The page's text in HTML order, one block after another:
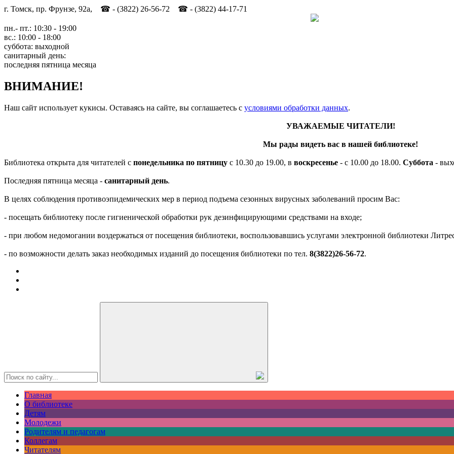
г. Томск, пр. Фрунзе, 92а, ☎ - (3822) 26-56-72 ☎ - (3822) 44-17-71
пн.- пт.: 10:30 - 19:00
вс.: 10:00 - 18:00
суббота: выходной
санитарный день:
последняя пятница месяца
ВНИМАНИЕ!
Наш сайт использует кукисы. Оставаясь на сайте, вы соглашаетесь c условиями обработки данных.
УВАЖАЕМЫЕ ЧИТАТЕЛИ!
Мы рады видеть вас в нашей библиотеке!
Библиотека открыта для читателей с понедельника по пятницу с 10.30 до 19.00, в воскресенье - с 10.00 до 18.00. Суббота -
Последняя пятница месяца - санитарный день.
В целях соблюдения противоэпидемических мер в период подъема сезонных вирусных заболеваний просим Вас:
- посещать библиотеку после гигиенической обработки рук дезинфицирующими средствами на входе;
- при любом недомогании воздержаться от посещения библиотеки, воспользовавшись услугами электронной библиотеки
- по возможности делать заказ необходимых изданий до посещения библиотеки по тел. 8(3822)26-56-72.
Главная
О библиотеке
Детям
Молодежи
Родителям и педагогам
Коллегам
Читателям